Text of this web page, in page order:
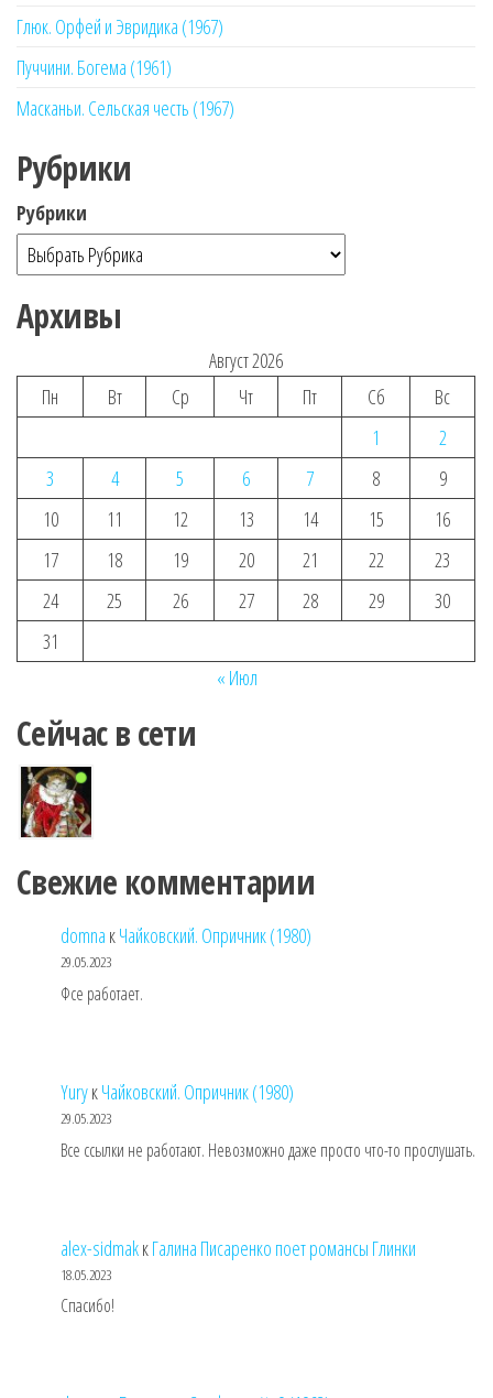
Глюк. Орфей и Эвридика (1967)
Пуччини. Богема (1961)
Масканьи. Сельская честь (1967)
Рубрики
Рубрики
Архивы
Август 2026
Пн
Вт Ср Чт Пт Сб
Вс
1
2
3
4 5 6 7 8
9
10
11 12 13 14 15
16
17
18 19 20 21 22
23
24
25 26 27 28 29
30
31
« Июл
Сейчас в сети
Свежие комментарии
domna кЧайковский. Опричник (1980)
29.05.2023
Фсе работает.
YuryкЧайковский. Опричник (1980)
29.05.2023
Все ссылки не работают. Невозможно даже просто что-то прослушать.
alex-sidmakкГалина Писаренко поет романсы Глинки
18.05.2023
Спасибо!